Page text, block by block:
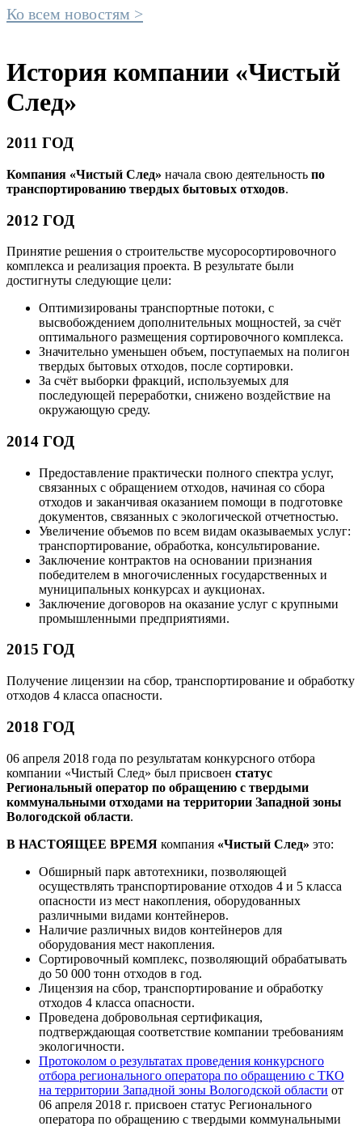
Ко всем новостям >
История компании «Чистый
След»
2011 ГОД
Компания «Чистый След» начала свою деятельность по
транспортированию твердых бытовых отходов.
2012 ГОД
Принятие решения о строительстве мусоросортировочного
комплекса и реализация проекта. В результате были
достигнуты следующие цели:
Оптимизированы транспортные потоки, с
высвобождением дополнительных мощностей, за счёт
оптимального размещения сортировочного комплекса.
Значительно уменьшен объем, поступаемых на полигон
твердых бытовых отходов, после сортировки.
За счёт выборки фракций, используемых для
последующей переработки, снижено воздействие на
окружающую среду.
2014 ГОД
Предоставление практически полного спектра услуг,
связанных с обращением отходов, начиная со сбора
отходов и заканчивая оказанием помощи в подготовке
документов, связанных с экологической отчетностью.
Увеличение объемов по всем видам оказываемых услуг:
транспортирование, обработка, консультирование.
Заключение контрактов на основании признания
победителем в многочисленных государственных и
муниципальных конкурсах и аукционах.
Заключение договоров на оказание услуг с крупными
промышленными предприятиями.
2015 ГОД
Получение лицензии на сбор, транспортирование и обработку
отходов 4 класса опасности.
2018 ГОД
06 апреля 2018 года по результатам конкурсного отбора
компании «Чистый След» был присвоен статус
Региональный оператор по обращению с твердыми
коммунальными отходами на территории Западной зоны
Вологодской области.
В НАСТОЯЩЕЕ ВРЕМЯ компания «Чистый След» это:
Обширный парк автотехники, позволяющей
осуществлять транспортирование отходов 4 и 5 класса
опасности из мест накопления, оборудованных
различными видами контейнеров.
Наличие различных видов контейнеров для
оборудования мест накопления.
Сортировочный комплекс, позволяющий обрабатывать
до 50 000 тонн отходов в год.
Лицензия на сбор, транспортирование и обработку
отходов 4 класса опасности.
Проведена добровольная сертификация,
подтверждающая соответствие компании требованиям
экологичности.
Протоколом о результатах проведения конкурсного
отбора регионального оператора по обращению с ТКО
на территории Западной зоны Вологодской области от
06 апреля 2018 г. присвоен статус Регионального
оператора по обращению с твердыми коммунальными